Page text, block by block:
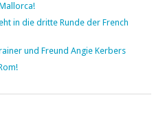
in die dritte Runde der French
und Freund Angie Kerbers